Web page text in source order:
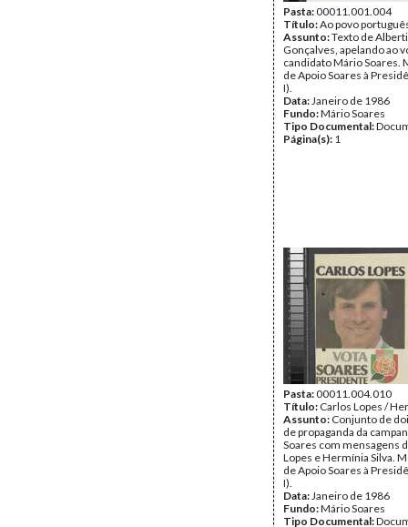
Pasta:00011.001.004
Título:Ao povo
Assunto:Texto de
Gonçalves, apelando ao
candidato Mário Soares.
de Apoio Soares à
I).
Data:Janeiro de 1986
Fundo:Mário Soares
Tipo Documental:
Página(s): 1
Pasta:00011.004.010
Título: Carlos Lopes /
Assunto: Conjunto de
de propaganda da
Soares com mensagens
Lopes e Hermínia Silva.
de Apoio Soares à
I).
Data:Janeiro de 1986
Fundo:Mário Soares
Tipo Documental: